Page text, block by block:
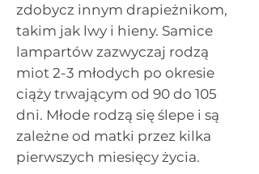
zdobycz innym drapieżnikom,
takim jak lwy i hieny. Samice
lampartów zazwyczaj rodzą
miot 2-3 młodych po okresie
ciąży trwającym od 90 do 105
dni. Młode rodzą się ślepe i są
zależne od matki przez kilka
pierwszych miesięcy życia.